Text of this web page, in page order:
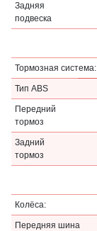
Задняя
подвеска
Тормозная система:
Тип ABS
Передний
тормоз
Задний
тормоз
Колёса:
Передняя шина